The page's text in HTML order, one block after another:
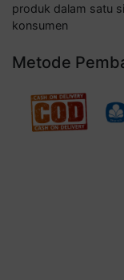
produk dalam satu
konsumen
Metode